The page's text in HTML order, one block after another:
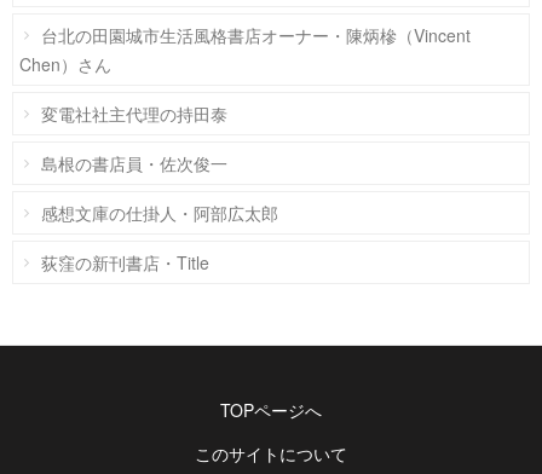
台北の田園城市生活風格書店オーナー・陳炳槮（Vincent
Chen）さん
変電社社主代理の持田泰
島根の書店員・佐次俊一
感想文庫の仕掛人・阿部広太郎
荻窪の新刊書店・Title
TOPページへ
このサイトについて